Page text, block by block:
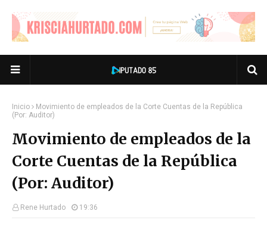
Inicio
Movimiento de empleados de la Corte Cuentas de la República
(Por: Auditor)
Movimiento de empleados de la
Corte Cuentas de la República
(Por: Auditor)
Rene Hurtado 19:36